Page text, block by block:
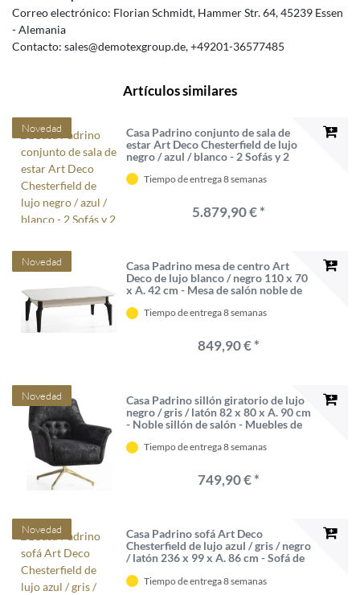
Correo electrónico: Florian Schmidt Hammer Str.64 45239 Essen
Alemania
Contacto: sales@demotexgroup.de +49201-36577485
Artículos similares
Novedad
Casa Padrino conjunto de sala de
estar Art Deco Chesterfield de lujo
negro / azul / blanco - 2 Sofás y 2
Centro - Muebles de salón nobles
Tiempo de entrega 8 semanas
5.879,90 € *
Novedad
Casa Padrino mesa de centro Art
Deco de lujo blanco / negro 110 x 70
x A. 42 cm - Mesa de salón noble de
Tiempo de entrega 8 semanas
849,90 € *
Novedad
Casa Padrino sillón giratorio de lujo
negro / gris / latón 82 x 80 x A. 90 cm
- Noble sillón de salón - Muebles de
Tiempo de entrega 8 semanas
749,90 € *
Novedad
Casa Padrino sofá Art Deco
Chesterfield de lujo azul / gris / negro
/ latón 236 x 99 x A. 86 cm - Sofá de
Calidad de Lujo
Tiempo de entrega 8 semanas